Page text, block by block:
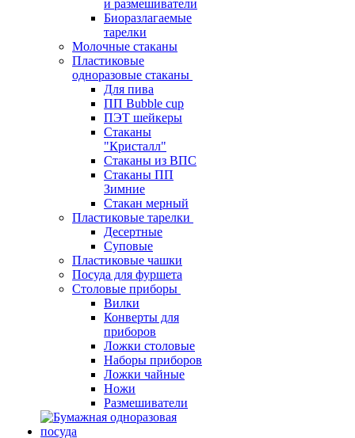
и размешиватели
Биоразлагаемые
тарелки
Молочные стаканы
Пластиковые
одноразовые стаканы
Для пива
ПП Bubble cup
ПЭТ шейкеры
Стаканы
"Кристалл"
Стаканы из ВПС
Стаканы ПП
Зимние
Стакан мерный
Пластиковые тарелки
Десертные
Суповые
Пластиковые чашки
Посуда для фуршета
Столовые приборы
Вилки
Конверты для
приборов
Ложки столовые
Наборы приборов
Ложки чайные
Ножи
Размешиватели